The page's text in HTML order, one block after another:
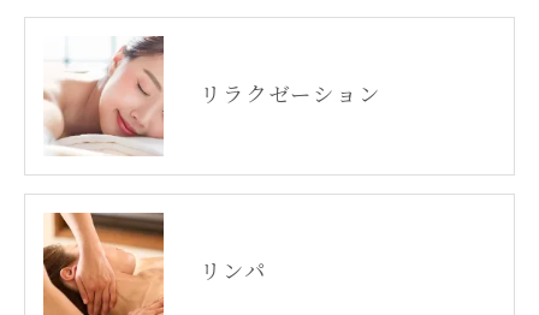
リラクゼーション
リンパ